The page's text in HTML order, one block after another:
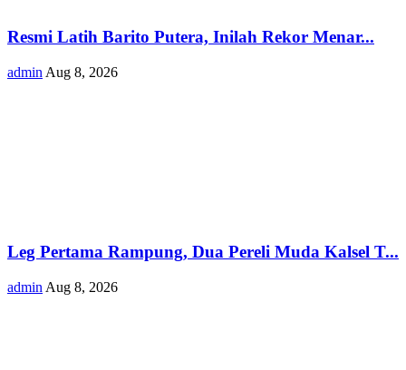
Resmi Latih Barito Putera, Inilah Rekor Menar...
admin Aug 8, 2026
Leg Pertama Rampung, Dua Pereli Muda Kalsel T...
admin Aug 8, 2026